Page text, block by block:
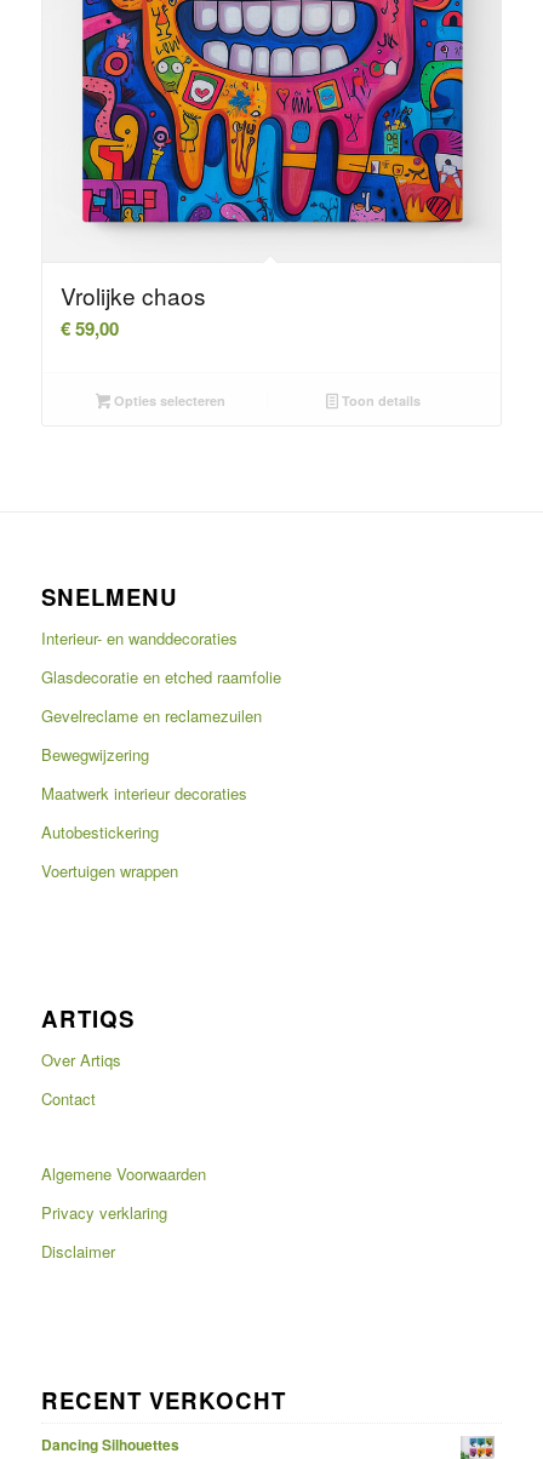
Vrolijke chaos
€59,00
Opties selecteren Toon details
SNELMENU
Interieur- en wanddecoraties
Glasdecoratie en etched raamfolie
Gevelreclame en reclamezuilen
Bewegwijzering
Maatwerk interieur decoraties
Autobestickering
Voertuigen wrappen
ARTIQS
Over Artiqs
Contact
Algemene Voorwaarden
Privacy verklaring
Disclaimer
RECENT VERKOCHT
Dancing Silhouettes